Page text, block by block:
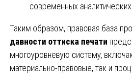
современных
Таким образом, правовая база
давности оттиска печати
многоуровневую систему,
материально-правовые, так и